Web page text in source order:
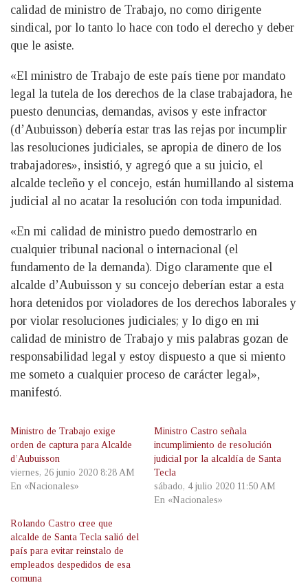
calidad de ministro de Trabajo, no como dirigente
sindical, por lo tanto lo hace con todo el derecho y deber
que le asiste.
«El ministro de Trabajo de este país tiene por mandato
legal la tutela de los derechos de la clase trabajadora, he
puesto denuncias, demandas, avisos y este infractor
(d’Aubuisson) debería estar tras las rejas por incumplir
las resoluciones judiciales, se apropia de dinero de los
trabajadores», insistió, y agregó que a su juicio, el
alcalde tecleño y el concejo, están humillando al sistema
judicial al no acatar la resolución con toda impunidad.
«En mi calidad de ministro puedo demostrarlo en
cualquier tribunal nacional o internacional (el
fundamento de la demanda). Digo claramente que el
alcalde d’Aubuisson y su concejo deberían estar a esta
hora detenidos por violadores de los derechos laborales y
por violar resoluciones judiciales; y lo digo en mi
calidad de ministro de Trabajo y mis palabras gozan de
responsabilidad legal y estoy dispuesto a que si miento
me someto a cualquier proceso de carácter legal»,
manifestó.
Ministro de Trabajo exige
orden de captura para Alcalde
d’Aubuisson
viernes, 26 junio 2020 8:28 AM
En «Nacionales»
Ministro Castro señala
incumplimiento de resolución
judicial por la alcaldía de Santa
Tecla
sábado, 4 julio 2020 11:50 AM
En «Nacionales»
Rolando Castro cree que
alcalde de Santa Tecla salió del
país para evitar reinstalo de
empleados despedidos de esa
comuna